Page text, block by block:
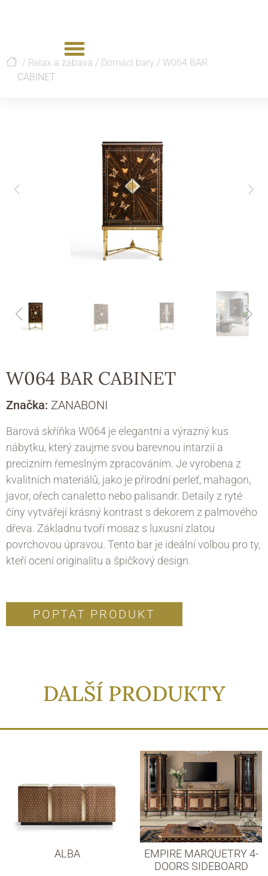
/ Relax a zábava / Domácí bary / W064 BAR
CABINET
W064 BAR CABINET
Značka: ZANABONI
Barová skříňka W064 je elegantní a výrazný kus
nábytku, který zaujme svou barevnou intarzií a
precizním řemeslným zpracováním. Je vyrobena z
kvalitních materiálů, jako je přírodní perleť, mahagon,
javor, ořech canaletto nebo palisandr. Detaily z ryté
číny vytvářejí krásný kontrast s dekorem z palmového
dřeva. Základnu tvoří mosaz s luxusní zlatou
povrchovou úpravou. Tento bar je ideální volbou pro ty,
kteří ocení originalitu a špičkový design.
POPTAT PRODUKT
DALŠÍ PRODUKTY
ALBA
EMPIRE MARQUETRY 4-
DOORS SIDEBOARD